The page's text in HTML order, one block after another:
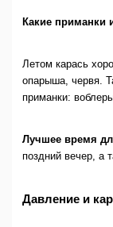
Какие приманки
Летом карась
опарыша, червя.
приманки:
Лучшее время
поздний вечер, а
Давление и